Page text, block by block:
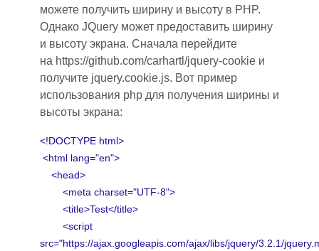
можете получить ширину и высоту в PHP.
Однако JQuery может предоставить ширину
и высоту экрана. Сначала перейдите
на https://github.com/carhartl/jquery-cookie и
получите jquery.cookie.js. Вот пример
использования php для получения ширины и
высоты экрана:
<!DOCTYPE html>
<html lang="en">
<head>
<meta charset="UTF-8">
<title>Test</title>
<script
src="https://ajax.googleapis.com/ajax/libs/jquery/3.2.1/